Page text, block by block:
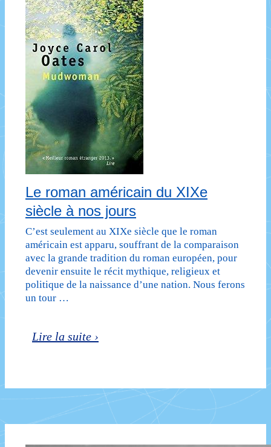
Le roman américain du XIXe
siècle à nos jours
C’est seulement au XIXe siècle que le roman
américain est apparu, souffrant de la comparaison
avec la grande tradition du roman européen, pour
devenir ensuite le récit mythique, religieux et
politique de la naissance d’une nation. Nous ferons
un tour …
Le
XIXe
siècle
Lire la suite ›